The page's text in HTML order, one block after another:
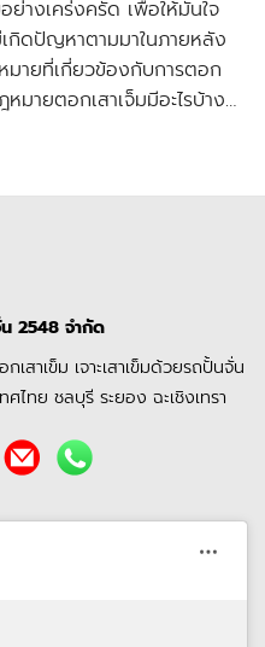
างเคร่งครัด เพื่อให้มั่นใจ
กิดปัญหาตามมาในภายหลัง
ายที่เกี่ยวข้องกับการตอก
มายตอกเสาเจ็มมีอะไรบ้าง…
2548จำกัด
เสาเข็ม เจาะเสาเข็มด้วยรถปั้นจั่น
ไทย ชลบุรี ระยอง ฉะเชิงเทรา